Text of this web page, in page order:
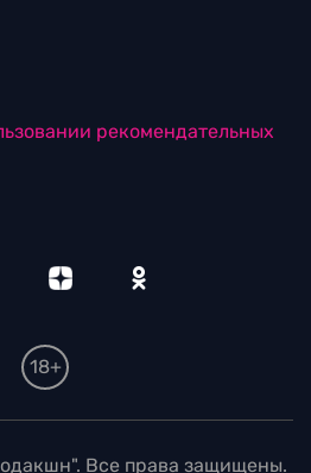
рекомендательных
18+
Все права защищены.